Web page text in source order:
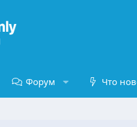
Форум Что